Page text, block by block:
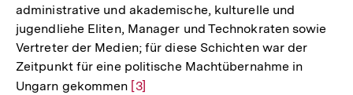
administrative und akademische, kulturelle und
jugendliehe Eliten, Manager und Technokraten sowie
Vertreter der Medien; für diese Schichten war der
Zeitpunkt für eine politische Machtübernahme in
Ungarn gekommen Zur
[3]